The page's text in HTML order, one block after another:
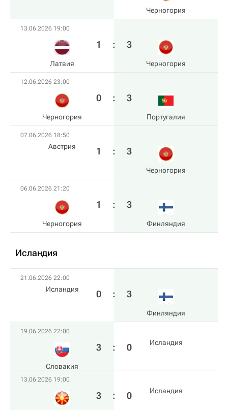
Черногория
13.06.2026 19:00
Латвия
1 : 3
Черногория
12.06.2026 23:00
Черногория
0 : 3
Португалия
07.06.2026 18:50
Австрия 1 : 3
Черногория
06.06.2026 21:20
Черногория
1 : 3
Финляндия
Исландия
21.06.2026 22:00
Исландия 0 : 3
Финляндия
19.06.2026 22:00
Словакия
3 : 0 Исландия
13.06.2026 19:00
3 : 0 Исландия